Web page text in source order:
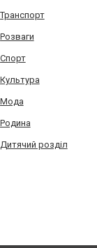
Транспорт
Розваги
Спорт
Культура
Мода
Родина
Дитячий розділ